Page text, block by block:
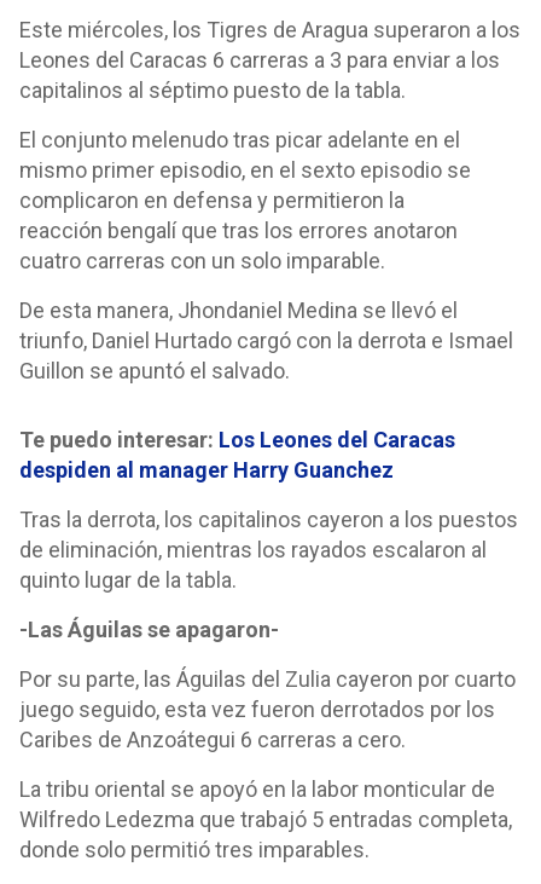
Este miércoles, los Tigres de Aragua superaron a los
Leones del Caracas 6 carreras a 3 para enviar a los
capitalinos al séptimo puesto de la tabla.
El conjunto melenudo tras picar adelante en el
mismo primer episodio, en el sexto episodio se
complicaron en defensa y permitieron la
reacción bengalí que tras los errores anotaron
cuatro carreras con un solo imparable.
De esta manera, Jhondaniel Medina se llevó el
triunfo, Daniel Hurtado cargó con la derrota e Ismael
Guillon se apuntó el salvado.
Te puedo interesar: Los Leones del Caracas
despiden al manager Harry Guanchez
Tras la derrota, los capitalinos cayeron a los puestos
de eliminación, mientras los rayados escalaron al
quinto lugar de la tabla.
-Las Águilas se apagaron-
Por su parte, las Águilas del Zulia cayeron por cuarto
juego seguido, esta vez fueron derrotados por los
Caribes de Anzoátegui 6 carreras a cero.
La tribu oriental se apoyó en la labor monticular de
Wilfredo Ledezma que trabajó 5 entradas completa,
donde solo permitió tres imparables.